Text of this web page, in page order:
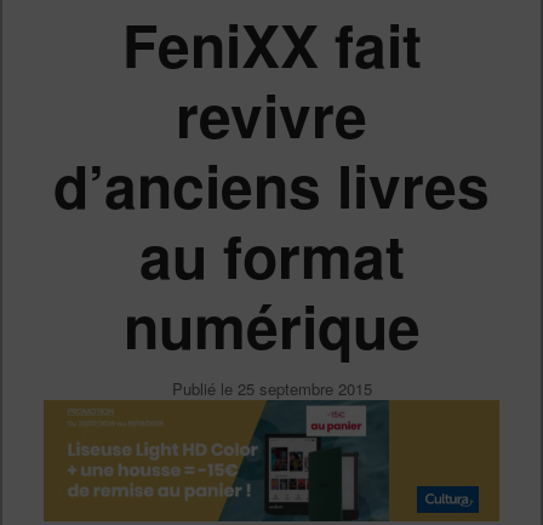
FeniXX fait
revivre
d’anciens livres
au format
numérique
Publié le 25 septembre 2015